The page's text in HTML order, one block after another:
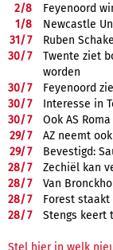
2/8
Feyenoord
1/8
Newcastle
31/7
Ruben
30/7
Twente ziet
worden
30/7
Feyenoord
30/7
Interesse in
30/7
Ook AS
29/7
AZ neemt
29/7
Bevestigd:
28/7
Zechiël kan
28/7
Van
28/7
Forest
28/7 Stengs keert
Stel hier in welk